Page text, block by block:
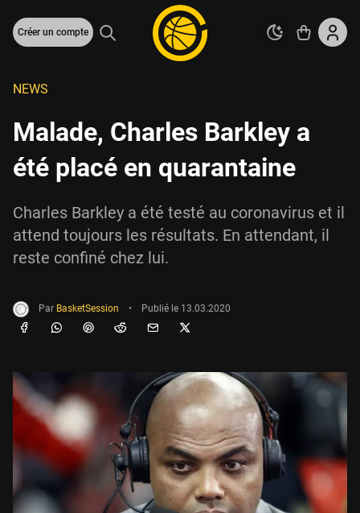
Créer un compte
NEWS
Malade, Charles Barkley a
été placé en quarantaine
Charles Barkley a été testé au coronavirus et il
attend toujours les résultats. En attendant, il
reste confiné chez lui.
Par BasketSession • Publié le 13.03.2020